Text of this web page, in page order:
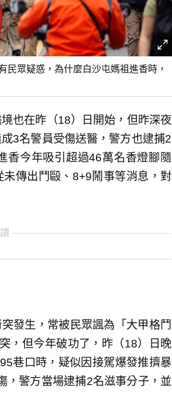
眾疑惑，為什麼白沙屯媽祖進香時，
也在昨（18）日開始，但昨深夜
3名警員受傷送醫，警方也逮捕2
香今年吸引超過46萬名香燈腳隨
傳出鬥毆、8+9鬧事等消息，對
發生，常被民眾諷為「大甲格鬥
，但今年破功了，昨（18）日晚
巷口時，疑似因接駕爆發推擠暴
，警方當場逮捕2名滋事分子，並